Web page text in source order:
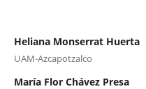
Heliana Monserrat Huerta
UAM-Azcapotzalco
María Flor Chávez Presa